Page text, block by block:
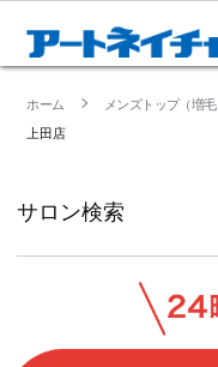
ホーム メンズトップ（増毛
上田店
サロン検索